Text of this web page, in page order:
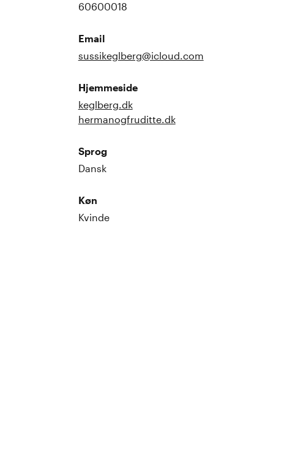
60600018
Email
sussikeglberg@icloud.com
Hjemmeside
keglberg.dk
hermanogfruditte.dk
Sprog
Dansk
Køn
Kvinde